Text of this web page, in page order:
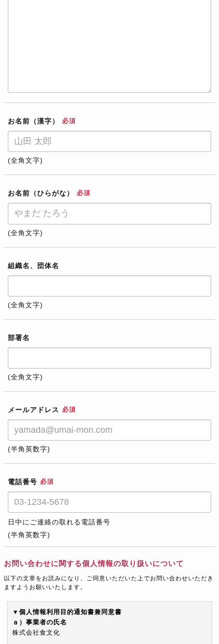
お名前（漢字） 必須
(全角文字)
お名前（ひらがな） 必須
(全角文字)
組織名、団体名
(全角文字)
部署名
(全角文字)
メールアドレス 必須
(半角英数字)
電話番号 必須
日中にご連絡の取れる電話番号
(半角英数字)
お問い合わせに関する個人情報の取り扱いについて
以下の文章をお読みになり、ご同意いただいた上でお問い合わせいただき
ますようお願いいたします。
▼個人情報利用目的通知書兼同意書
ａ）事業者の氏名
株式会社食文化